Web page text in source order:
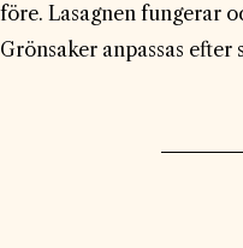
före. Lasagnen fungerar
Grönsaker anpassas efter